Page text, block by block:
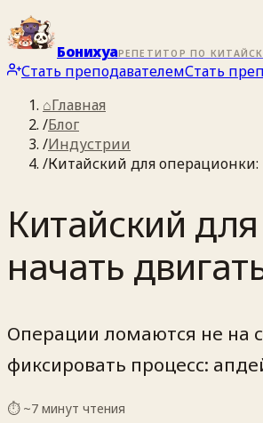
БонихуаРЕПЕТИТОР ПО
Стать преподавателемСтать
⌂Главная
/Блог
/Индустрии
/Китайский для операционки:
Китайский
начать
Операции ломаются не на
фиксировать процесс:
⏱ ~7 минут чтения